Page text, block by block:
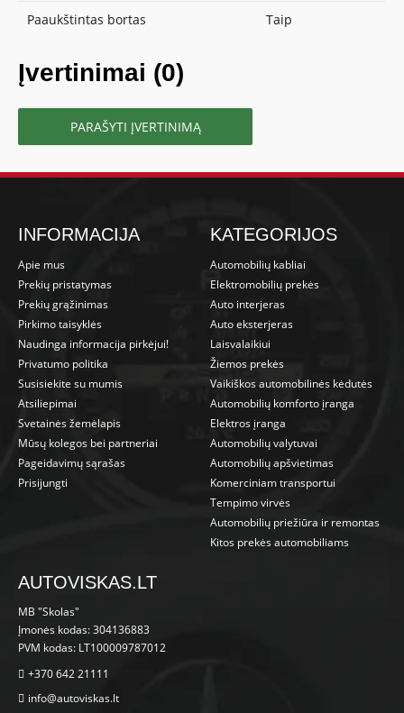
Paaukštintas bortas Taip
Įvertinimai (0)
PARAŠYTI ĮVERTINIMĄ
INFORMACIJA
Apie mus
Prekių pristatymas
Prekių grąžinimas
Pirkimo taisyklės
Naudinga informacija pirkėjui!
Privatumo politika
Susisiekite su mumis
Atsiliepimai
Svetainės žemėlapis
Mūsų kolegos bei partneriai
Pageidavimų sąrašas
Prisijungti
KATEGORIJOS
Automobilių kabliai
Elektromobilių prekės
Auto interjeras
Auto eksterjeras
Laisvalaikiui
Žiemos prekės
Vaikiškos automobilinės kėdutės
Automobilių komforto įranga
Elektros įranga
Automobilių valytuvai
Automobilių apšvietimas
Komerciniam transportui
Tempimo virvės
Automobilių priežiūra ir remontas
Kitos prekės automobiliams
AUTOVISKAS.LT
MB "Skolas"
Įmonės kodas: 304136883
PVM kodas: LT100009787012
+370 642 21111
info@autoviskas.lt